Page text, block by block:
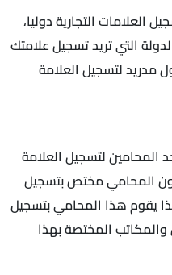
العلامات التجارية دوليا،
التي تريد تسجيل علامتك
مدريد لتسجيل العلامة
المحامين لتسجيل العلامة
المحامي مختص بتسجيل
يقوم هذا المحامي بتسجيل
والمكاتب المختصة بهذا